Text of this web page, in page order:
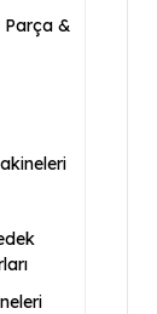
Parça &